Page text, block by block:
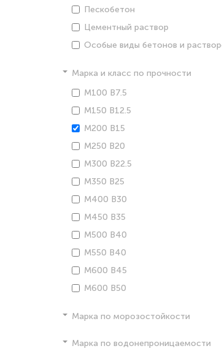
Пескобетон
Цементный раствор
Особые виды бетонов и
Марка и класс по прочности
М100 В7.5
М150 В12.5
М200 В15
М250 В20
М300 В22.5
М350 В25
М400 В30
М450 В35
М500 В40
М550 В40
М600 В45
М600 В50
Марка по морозостойкости
Марка по водонепроницаемости